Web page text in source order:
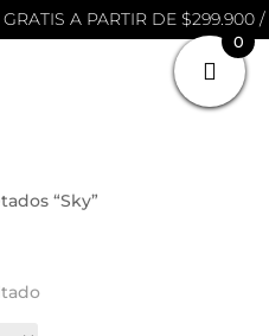
A PARTIR DE $299.900 /
“Sky”
0